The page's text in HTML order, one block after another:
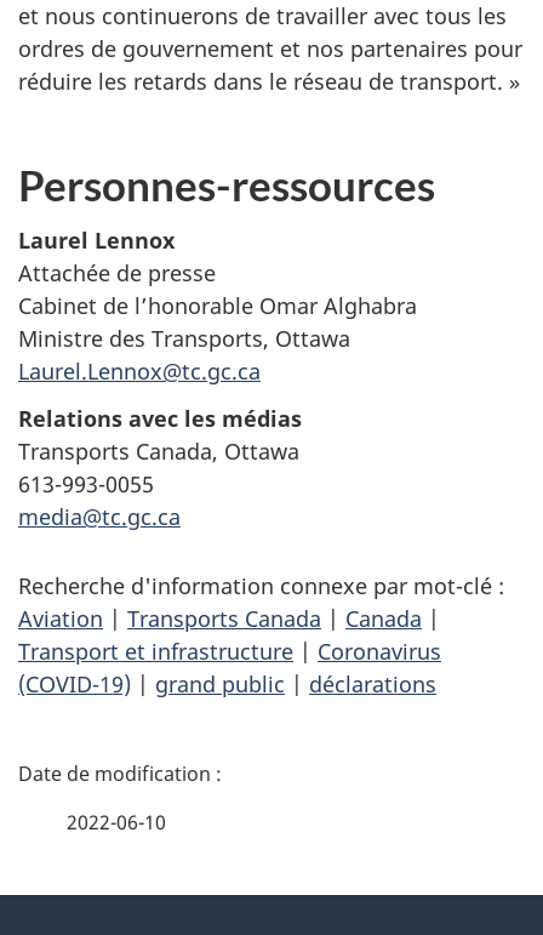
et nous continuerons de travailler avec tous les
ordres de gouvernement et nos partenaires pour
réduire les retards dans le réseau de transport. »
Personnes-ressources
Laurel Lennox
Attachée de presse
Cabinet de l’honorable Omar Alghabra
Ministre des Transports, Ottawa
Laurel.Lennox@tc.gc.ca
Relations avec les médias
Transports Canada, Ottawa
613-993-0055
media@tc.gc.ca
Recherche d'information connexe par mot-clé :
Aviation | Transports Canada | Canada |
Transport et infrastructure | Coronavirus
(COVID-19) | grand public | déclarations
D
2022-06-10